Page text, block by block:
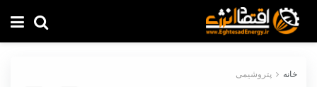
خانه پتروشیمی